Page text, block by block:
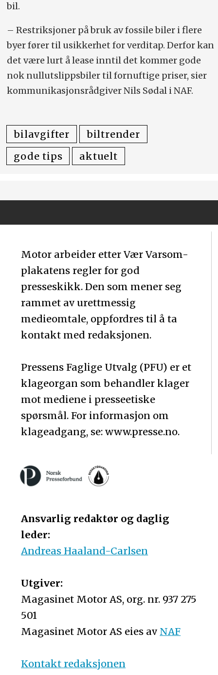
bil.
– Restriksjoner på bruk av fossile biler i flere
byer fører til usikkerhet for verditap. Derfor kan
det være lurt å lease inntil det kommer gode
nok nullutslippsbiler til fornuftige priser, sier
kommunikasjonsrådgiver Nils Sødal i NAF.
bilavgifter
biltrender
gode tips
aktuelt
Motor arbeider etter Vær Varsom-
plakatens regler for god
presseskikk. Den som mener seg
rammet av urettmessig
medieomtale, oppfordres til å ta
kontakt med redaksjonen.
Pressens Faglige Utvalg (PFU) er et
klageorgan som behandler klager
mot mediene i presseetiske
spørsmål. For informasjon om
klageadgang, se: www.presse.no.
Ansvarlig redaktør og daglig
leder:
Andreas Haaland-Carlsen
Utgiver:
Magasinet Motor AS, org. nr. 937 275
501
Magasinet Motor AS eies av NAF
Kontakt redaksjonen